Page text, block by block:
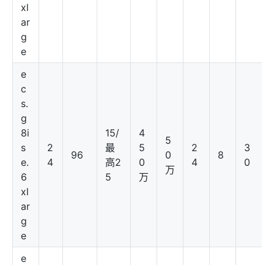
xl
ar
g
e
e
c
s.
g
8i
s
e.
6
xl
ar
g
e
2
4
96
15/
最
高2
5
4
5
0
万
5
0
万
2
4
8
3
0
e